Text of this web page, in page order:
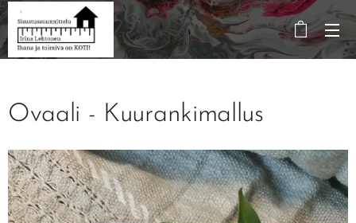
Ovaali - Kuurankimallus